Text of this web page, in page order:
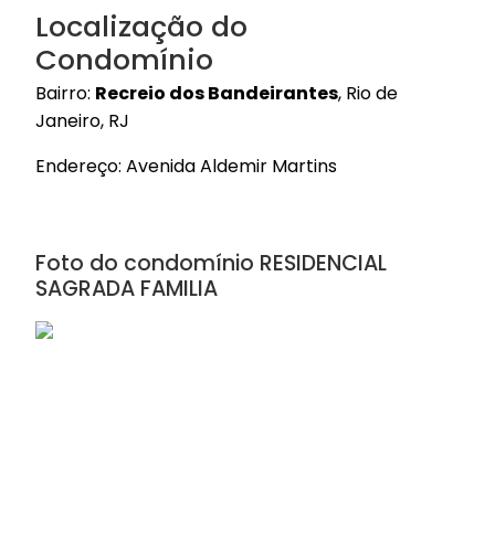
Localização do
Condomínio
Bairro: Recreio dos Bandeirantes, Rio de
Janeiro, RJ
Endereço: Avenida Aldemir Martins
Foto do condomínio RESIDENCIAL
SAGRADA FAMILIA